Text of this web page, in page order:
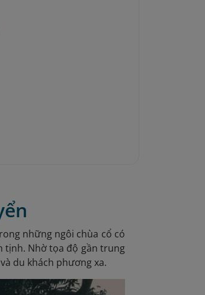
những ngôi chùa cổ có
tịnh. Nhờ tọa độ gần trung
du khách phương xa.